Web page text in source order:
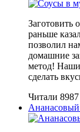
Заготовить
раньше
позволил
домашние
метод! Наши
сделать
Читали 8987
Ананасовый